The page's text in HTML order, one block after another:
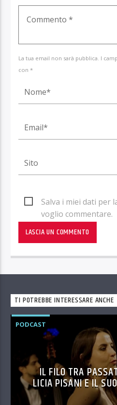
La tua email non sarà pubblica. I
con *
Salva i miei dati per
voglio commentare.
TI POTREBBE INTERESSARE ANCHE
PODCAST
IL FILO TRA
LICIA PISANI E IL